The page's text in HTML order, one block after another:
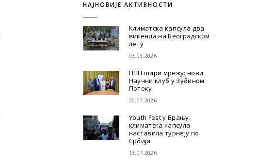
НАЈНОВИЈЕ АКТИВНОСТИ
Климатска капсула два
викенда на Београдском
лету
03.08.2026
ЦПН шири мрежу: нови
Научни клуб у Зубином
Потоку
30.07.2026
Youth Fest у Врању:
климатска капсула
наставила турнеју по
Србији
13.07.2026